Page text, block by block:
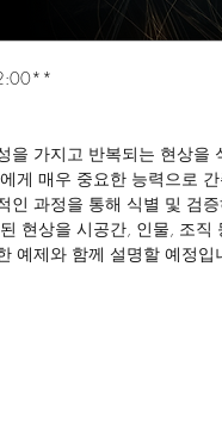
을 가지고 반복되는 현상을
게 매우 중요한 능력으로
인 과정을 통해 식별 및 검
현상을 시공간, 인물, 조직
예제와 함께 설명할 예정입